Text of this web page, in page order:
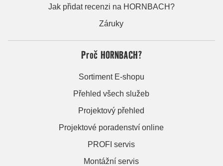
Jak přidat recenzi na HORNBACH?
Záruky
Proč HORNBACH?
Sortiment E-shopu
Přehled všech služeb
Projektový přehled
Projektové poradenství online
PROFI servis
Montážní servis